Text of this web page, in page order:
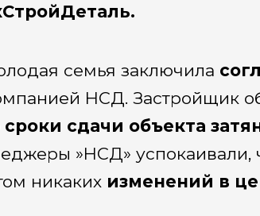
семья заключила
НСД. Застройщик
сроки сдачи объекта
»НСД» успокаивали,
никаких изменений в